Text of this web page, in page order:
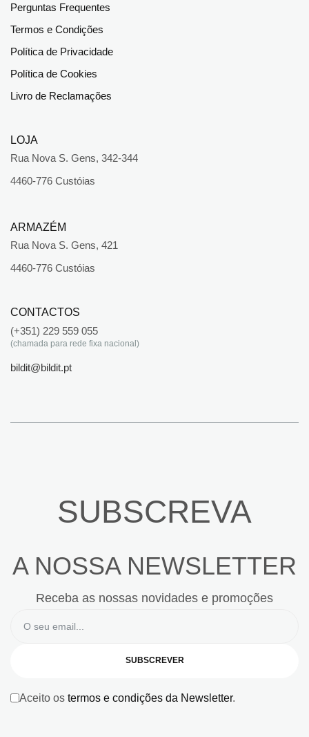
Perguntas Frequentes
Termos e Condições
Política de Privacidade
Política de Cookies
Livro de Reclamações
LOJA
Rua Nova S. Gens, 342-344
4460-776 Custóias
ARMAZÉM
Rua Nova S. Gens, 421
4460-776 Custóias
CONTACTOS
(+351) 229 559 055
(chamada para rede fixa nacional)
bildit@bildit.pt
SUBSCREVA
A NOSSA NEWSLETTER
Receba as nossas novidades e promoções
SUBSCREVER
Aceito os termos e condições da Newsletter.